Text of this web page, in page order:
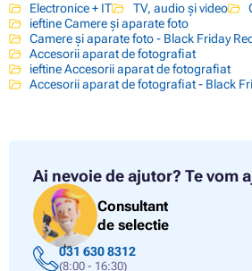
Electronice + IT TV, audio și video
ieftine Camere și aparate foto
Camere și aparate foto - Black Friday
Accesorii aparat de fotografiat
ieftine Accesorii aparat de fotografiat
Accesorii aparat de fotografiat - Black
Ai nevoie de ajutor? Te vom
Consultant
de selectie
031 630 8312
(8:00 - 16:30)